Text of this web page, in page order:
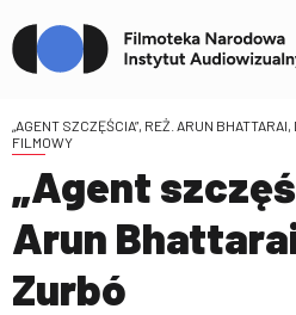
„AGENT SZCZĘŚCIA”, REŻ. ARUN
FILMOWY
„Agent
Arun
Zurbó